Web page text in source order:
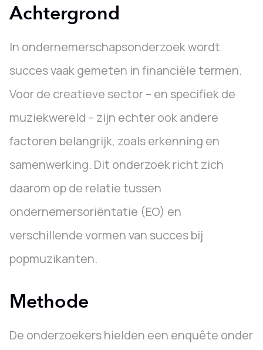
Achtergrond
In ondernemerschapsonderzoek wordt
succes vaak gemeten in financiële termen.
Voor de creatieve sector – en specifiek de
muziekwereld – zijn echter ook andere
factoren belangrijk, zoals erkenning en
samenwerking. Dit onderzoek richt zich
daarom op de relatie tussen
ondernemersoriëntatie (EO) en
verschillende vormen van succes bij
popmuzikanten.
Methode
De onderzoekers hielden een enquête onder